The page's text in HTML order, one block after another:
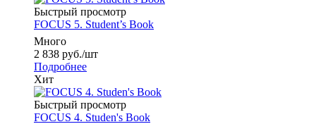
Быстрый просмотр
FOCUS 5. Student’s Book
Много
2 838 руб./шт
Подробнее
Хит
Быстрый просмотр
FOCUS 4. Studen's Book